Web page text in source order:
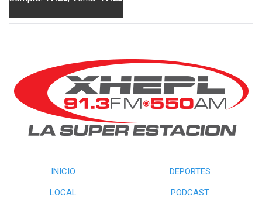
INICIO
DEPORTES
LOCAL
PODCAST